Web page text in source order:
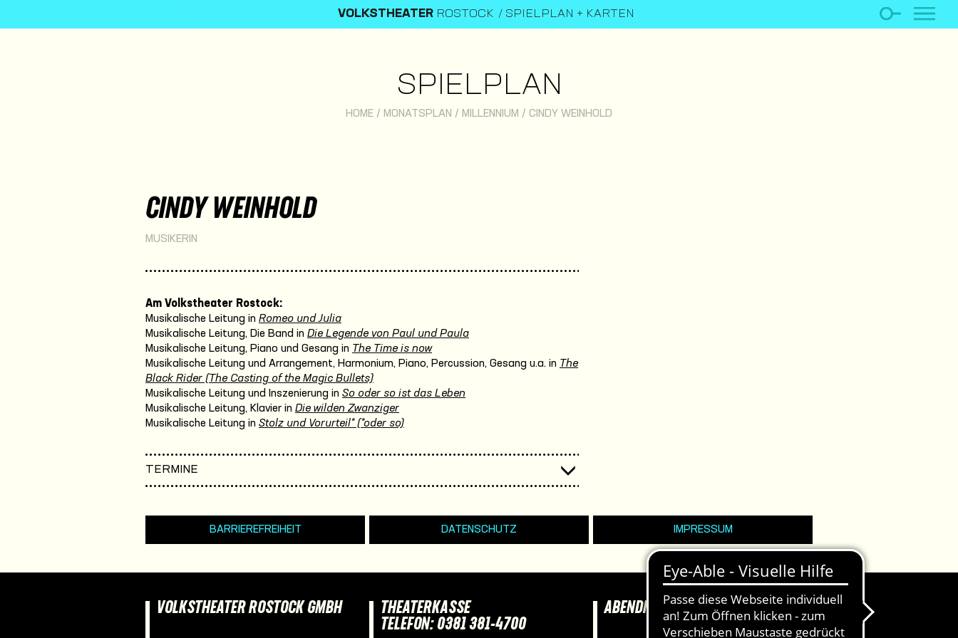
VOLKSTHEATER ROSTOCK SPIELPLAN + KARTEN
SPIELPLAN
HOME / MONATSPLAN / MILLENNIUM / CINDY WEINHOLD
CINDY WEINHOLD
MUSIKERIN
Am Volkstheater Rostock:
Musikalische Leitung in Romeo und Julia
Musikalische Leitung, Die Band in Die Legende von Paul und Paula
Musikalische Leitung, Piano und Gesang in The Time is now
Musikalische Leitung und Arrangement, Harmonium, Piano, Percussion, Gesang u.a. in The
Black Rider (The Casting of the Magic Bullets)
Musikalische Leitung und Inszenierung in So oder so ist das Leben
Musikalische Leitung, Klavier in Die wilden Zwanziger
Musikalische Leitung in Stolz und Vorurteil* (*oder so)
TERMINE
BARRIEREFREIHEIT DATENSCHUTZ IMPRESSUM
VOLKSTHEATER ROSTOCK GMBH
THEATERKASSE
TELEFON: 0381 381-4700
ABENDKASSEN